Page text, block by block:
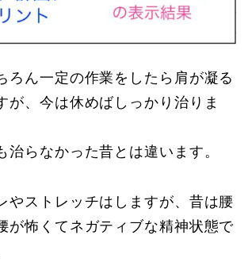
ろん一定の作業をしたら肩が凝る
が、今は休めばしっかり治りま
治らなかった昔とは違います。
やストレッチはしますが、昔は腰
が怖くてネガティブな精神状態で